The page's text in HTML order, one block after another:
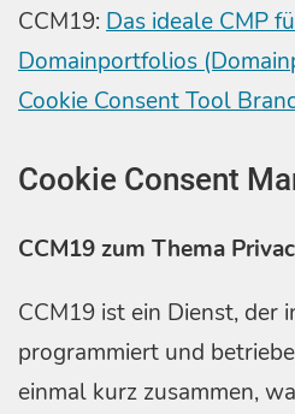
CCM19: Das ideale CMP
Domainportfolios
Cookie Consent Tool
Cookie Consent
CCM19 zum Thema
CCM19 ist ein Dienst, der
programmiert und
einmal kurz zusammen,